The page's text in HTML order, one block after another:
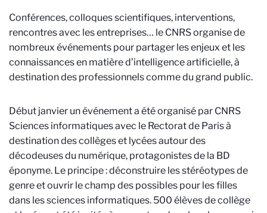
Conférences, colloques scientifiques, interventions,
rencontres avec les entreprises… le CNRS organise de
nombreux événements pour partager les enjeux et les
connaissances en matière d’intelligence artificielle, à
destination des professionnels comme du grand public.
Début janvier un événement a été organisé par CNRS
Sciences informatiques avec le Rectorat de Paris à
destination des collèges et lycées autour des
décodeuses du numérique, protagonistes de la BD
éponyme. Le principe : déconstruire les stéréotypes de
genre et ouvrir le champ des possibles pour les filles
dans les sciences informatiques. 500 élèves de collège